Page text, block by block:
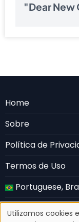
"Dear New
Menu
Rodape
PT
Home
Sobre
Política de
Termos de Uso
Portuguese,
English
Utilizamos cookies